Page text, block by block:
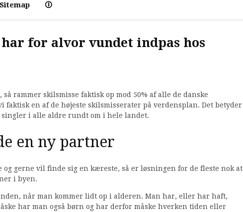
Sitemap 🛈
for alvor vundet indpas hos
rammer skilsmisse faktisk op mod 50% af alle de danske
faktisk en af de højeste skilsmisserater på verdensplan. Det betyder
singler i alle aldre rundt om i hele landet.
en ny partner
og gerne vil finde sig en kæreste, så er løsningen for de fleste nok at
i byen.
når man kommer lidt op i alderen. Man har, eller har haft,
har man også børn og har derfor måske hverken tiden eller